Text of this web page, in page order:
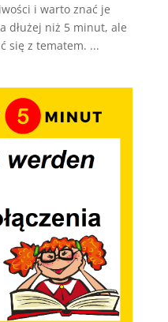
i warto znać je
dłużej niż 5 minut, ale
się z tematem. ...